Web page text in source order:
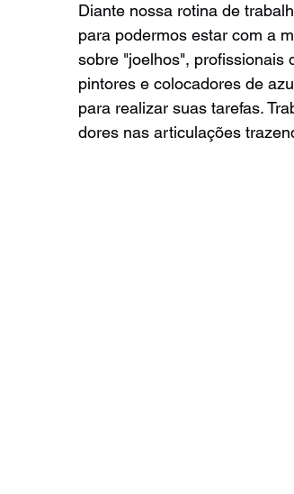
Diante nossa rotina de
para podermos estar com a
sobre "joelhos", profissionais
pintores e colocadores de
para realizar suas tarefas.
dores nas articulações